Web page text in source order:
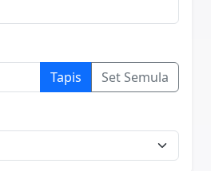
Tapis
Set Semula